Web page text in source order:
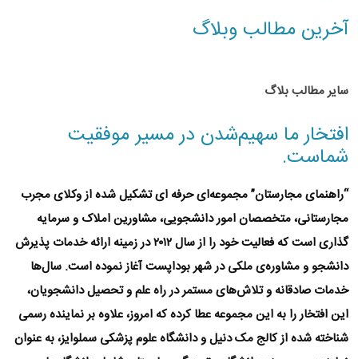
آخرین مطالب وبلاگ
سایر مطالب بلاگ
افتخار ما سهیم‌شدن در مسیر موفقیت
شماست.
“راهنمای مجارستان” مجموعه‌ای حرفه ای تشکیل شده از وکلای مجرب
مجارستانی، متخصصان امور دانشجویی، مشاورین املاک و سرمایه
گذاری است که فعالیت خود را از سال ۲۰۱۲ در زمینه ارائه خدمات پذیرش
دانشجو و مشاوره‌ی ملکی در شهر بوداپست آغاز نموده است. سال‌ها
خدمات صادقانه و تلاش‌های مستمر در راه علم و تحصیل دانشجویان،
این افتخار را به این مجموعه عطا کرده که امروز، علاوه بر نماینده رسمی
شناخته شده از کالج مک دنیل و دانشگاه علوم پزشکی سملوایز، به عنوان